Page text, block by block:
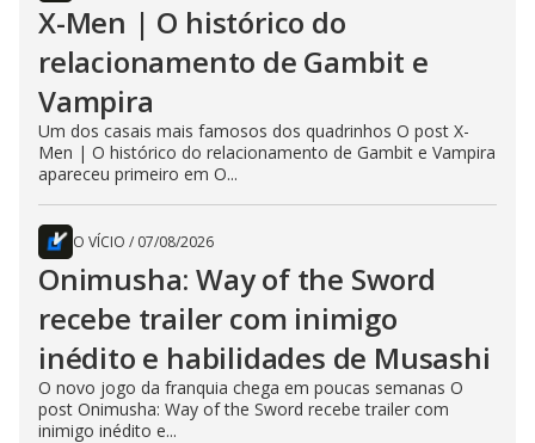
X-Men | O histórico do
relacionamento de Gambit e
Vampira
Um dos casais mais famosos dos quadrinhos O post X-
Men | O histórico do relacionamento de Gambit e Vampira
apareceu primeiro em O...
O VÍCIO / 07/08/2026
Onimusha: Way of the Sword
recebe trailer com inimigo
inédito e habilidades de Musashi
O novo jogo da franquia chega em poucas semanas O
post Onimusha: Way of the Sword recebe trailer com
inimigo inédito e...